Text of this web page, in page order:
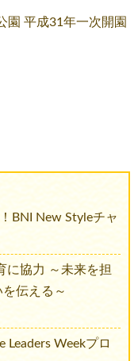
園 平成31年一次開園
BNI New Styleチャ
に協力 ～未来を担
伝える～
Leaders Weekプロ